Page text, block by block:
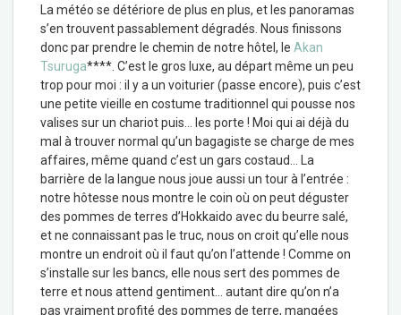
La météo se détériore de plus en plus, et les panoramas
s’en trouvent passablement dégradés. Nous finissons
donc par prendre le chemin de notre hôtel, le Akan
Tsuruga****. C’est le gros luxe, au départ même un peu
trop pour moi : il y a un voiturier (passe encore), puis c’est
une petite vieille en costume traditionnel qui pousse nos
valises sur un chariot puis… les porte ! Moi qui ai déjà du
mal à trouver normal qu’un bagagiste se charge de mes
affaires, même quand c’est un gars costaud… La
barrière de la langue nous joue aussi un tour à l’entrée :
notre hôtesse nous montre le coin où on peut déguster
des pommes de terres d’Hokkaido avec du beurre salé,
et ne connaissant pas le truc, nous on croit qu’elle nous
montre un endroit où il faut qu’on l’attende ! Comme on
s’installe sur les bancs, elle nous sert des pommes de
terre et nous attend gentiment… autant dire qu’on n’a
pas vraiment profité des pommes de terre, mangées